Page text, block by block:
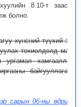
8.10-т заасан
болно.
хүнсний түүхий эд,
тохиолдолд мал,
хамгааллын
байгууллагаас
сарын 06-ны өдрийн